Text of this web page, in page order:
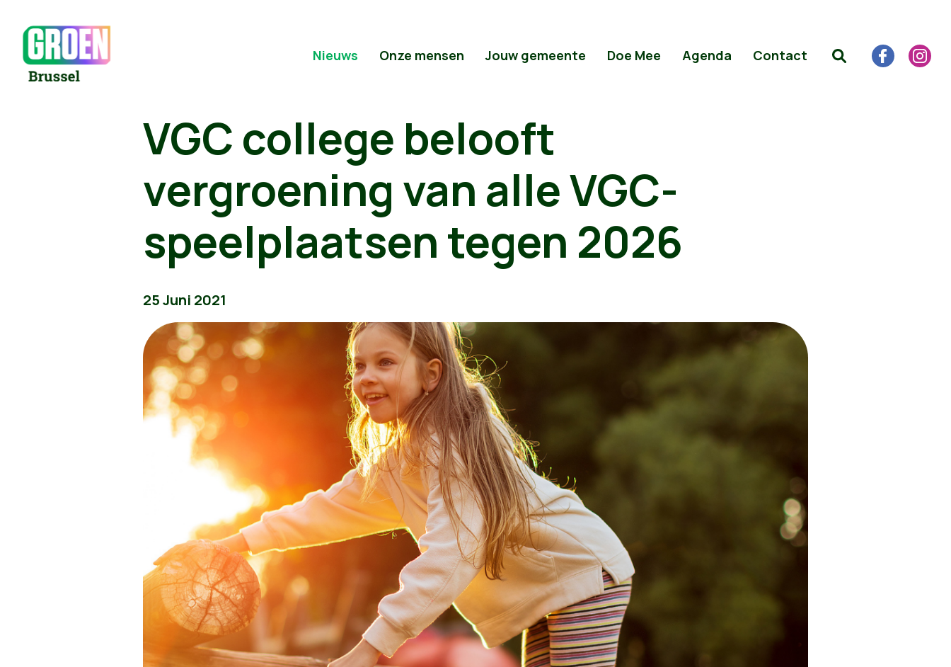
Nieuws Onze mensen Jouw gemeente Doe Mee Agenda Contact
VGC college belooft
vergroening van alle VGC-
speelplaatsen tegen 2026
25 Juni 2021